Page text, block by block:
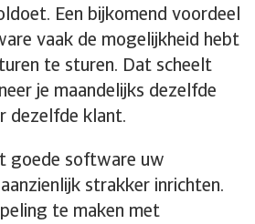
Een bijkomend voordeel
vaak de mogelijkheid hebt
te sturen. Dat scheelt
je maandelijks dezelfde
dezelfde klant.
goede software uw
strakker inrichten.
te maken met